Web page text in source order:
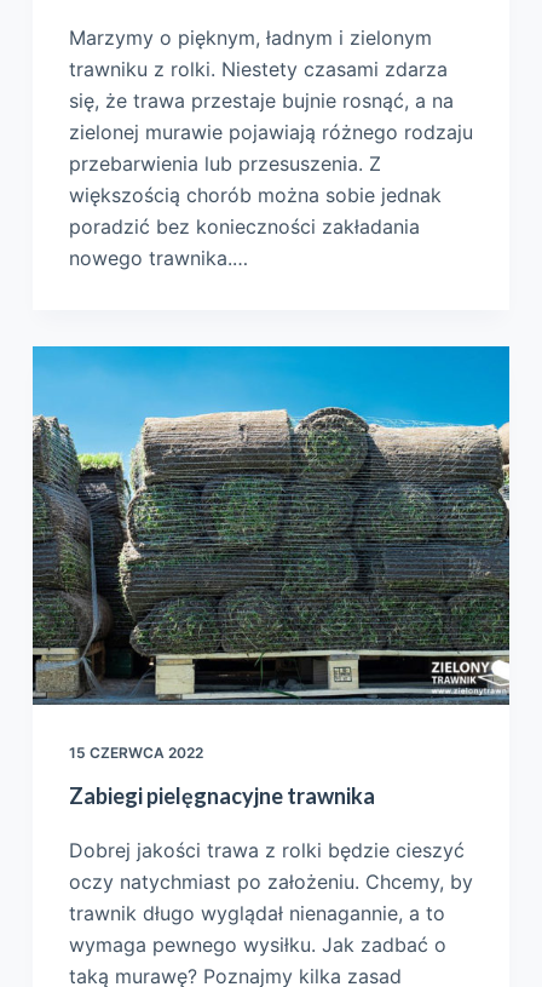
Marzymy o pięknym, ładnym i zielonym
trawniku z rolki. Niestety czasami zdarza
się, że trawa przestaje bujnie rosnąć, a na
zielonej murawie pojawiają różnego rodzaju
przebarwienia lub przesuszenia. Z
większością chorób można sobie jednak
poradzić bez konieczności zakładania
nowego trawnika.…
15 CZERWCA 2022
Zabiegi pielęgnacyjne trawnika
Dobrej jakości trawa z rolki będzie cieszyć
oczy natychmiast po założeniu. Chcemy, by
trawnik długo wyglądał nienagannie, a to
wymaga pewnego wysiłku. Jak zadbać o
taką murawę? Poznajmy kilka zasad